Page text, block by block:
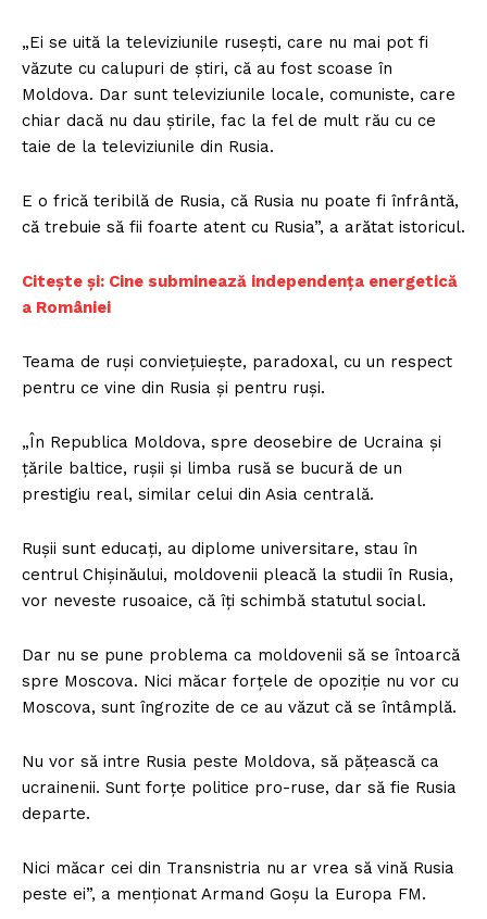
„Ei se uită la televiziunile rusești, care nu mai pot fi
văzute cu calupuri de știri, că au fost scoase în
Moldova. Dar sunt televiziunile locale, comuniste, care
chiar dacă nu dau știrile, fac la fel de mult rău cu ce
taie de la televiziunile din Rusia.
E o frică teribilă de Rusia, că Rusia nu poate fi înfrântă,
că trebuie să fii foarte atent cu Rusia”, a arătat istoricul.
Citește și: Cine subminează independența energetică
a României
Teama de ruși conviețuiește, paradoxal, cu un respect
pentru ce vine din Rusia și pentru ruși.
„În Republica Moldova, spre deosebire de Ucraina și
țările baltice, rușii și limba rusă se bucură de un
prestigiu real, similar celui din Asia centrală.
Rușii sunt educați, au diplome universitare, stau în
centrul Chișinăului, moldovenii pleacă la studii în Rusia,
vor neveste rusoaice, că îți schimbă statutul social.
Dar nu se pune problema ca moldovenii să se întoarcă
spre Moscova. Nici măcar forțele de opoziție nu vor cu
Moscova, sunt îngrozite de ce au văzut că se întâmplă.
Nu vor să intre Rusia peste Moldova, să pățească ca
ucrainenii. Sunt forțe politice pro-ruse, dar să fie Rusia
departe.
Nici măcar cei din Transnistria nu ar vrea să vină Rusia
peste ei”, a menționat Armand Goșu la Europa FM.